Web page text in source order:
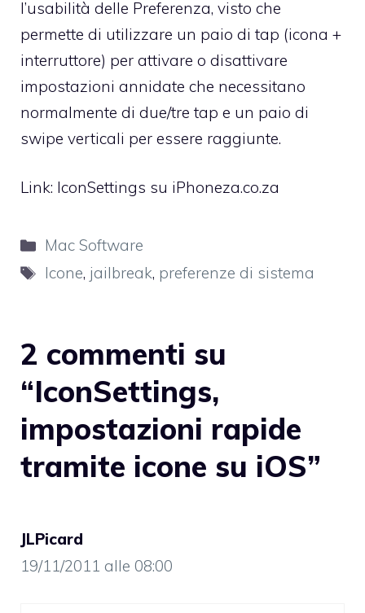
l’usabilità delle Preferenza, visto che
permette di utilizzare un paio di tap (icona +
interruttore) per attivare o disattivare
impostazioni annidate che necessitano
normalmente di due/tre tap e un paio di
swipe verticali per essere raggiunte.
Link: IconSettings su iPhoneza.co.za
Categorie
Mac Software
Tag
Icone, jailbreak, preferenze di sistema
2 commenti su
“IconSettings,
impostazioni rapide
tramite icone su iOS”
JLPicard
19/11/2011 alle 08:00